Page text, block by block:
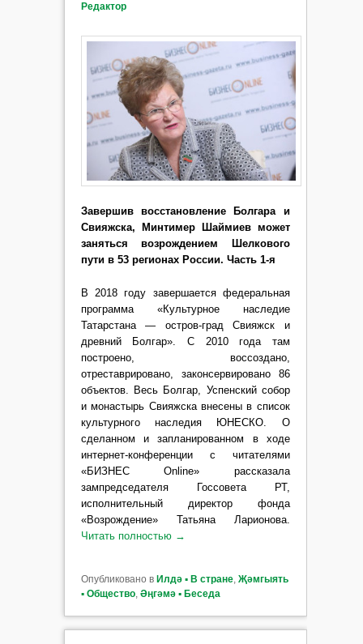
Редактор
Завершив восстановление Болгара и
Свияжска, Минтимер Шаймиев может
заняться возрождением Шелкового
пути в 53 регионах России. Часть 1-я
В 2018 году завершается федеральная
программа «Культурное наследие
Татарстана — остров-град Свияжск и
древний Болгар». С 2010 года там
построено, воссоздано,
отреставрировано, законсервировано 86
объектов. Весь Болгар, Успенский собор
и монастырь Свияжска внесены в список
культурного наследия ЮНЕСКО. О
сделанном и запланированном в ходе
интернет-конференции с читателями
«БИЗНЕС Online» рассказала
зампредседателя Госсовета РТ,
исполнительный директор фонда
«Возрождение» Татьяна Ларионова.
Читать полностью →
Опубликовано в Илдә ▪ В стране, Җәмгыять
▪ Общество, Әңгәмә ▪ Беседа